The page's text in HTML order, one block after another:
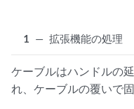
1 — 拡張機能の処理
ケーブルはハンドルの
れ、ケーブルの覆いで